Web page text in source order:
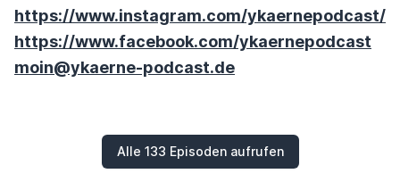
https://www.instagram.com/ykaernepodcast/
https://www.facebook.com/ykaernepodcast
moin@ykaerne-podcast.de
Alle 133 Episoden aufrufen